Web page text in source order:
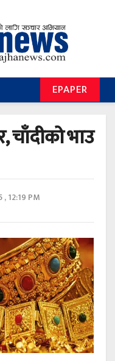
EPAPER
भाउ
12:19 PM